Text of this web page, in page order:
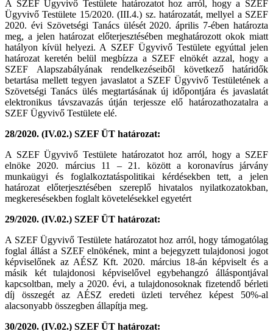
A SZEF Ügyvivő Testülete határozatot hoz arról, hogy a SZEF
Ügyvivő Testülete 15/2020. (III.4.) sz. határozatát, mellyel a SZEF
2020. évi Szövetségi Tanács ülését 2020. április 7-ében határozta
meg, a jelen határozat előterjesztésében meghatározott okok miatt
hatályon kívül helyezi. A SZEF Ügyvivő Testülete egyúttal jelen
határozat keretén belül megbízza a SZEF elnökét azzal, hogy a
SZEF Alapszabályának rendelkezéseiből következő határidők
betartása mellett tegyen javaslatot a SZEF Ügyvivő Testületének a
Szövetségi Tanács ülés megtartásának új időpontjára és javaslatát
elektronikus távszavazás útján terjessze elő határozathozatalra a
SZEF Ügyvivő Testülete elé.
28/2020. (IV.02.) SZEF ÜT határozat:
A SZEF Ügyvivő Testülete határozatot hoz arról, hogy a SZEF
elnöke 2020. március 11 – 21. között a koronavírus járvány
munkaügyi és foglalkoztatáspolitikai kérdésekben tett, a jelen
határozat előterjesztésében szereplő hivatalos nyilatkozatokban,
megkeresésekben foglalt követelésekkel egyetért
29/2020. (IV.02.) SZEF ÜT határozat:
A SZEF Ügyvivő Testülete határozatot hoz arról, hogy támogatólag
foglal állást a SZEF elnökének, mint a bejegyzett tulajdonosi jogot
képviselőnek az AÉSZ Kft. 2020. március 18-án képviselt és a
másik két tulajdonosi képviselővel egybehangzó álláspontjával
kapcsoltban, mely a 2020. évi, a tulajdonosoknak fizetendő bérleti
díj összegét az AÉSZ eredeti üzleti tervéhez képest 50%-al
alacsonyabb összegben állapítja meg.
30/2020. (IV.02.) SZEF ÜT határozat: